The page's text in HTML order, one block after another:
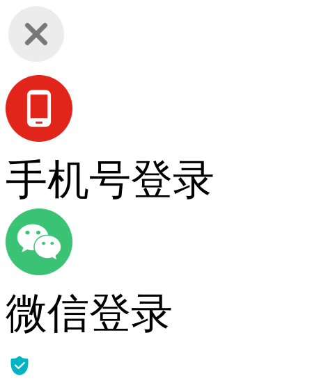
手机号登录
微信登录